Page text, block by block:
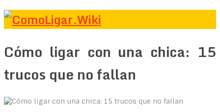
Cómo ligar con una chica: 15
trucos que no fallan